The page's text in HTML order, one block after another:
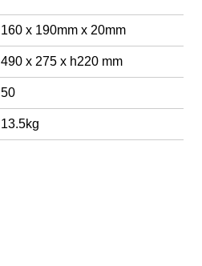
160 x 190mm x 20mm
490 x 275 x h220 mm
50
13.5kg